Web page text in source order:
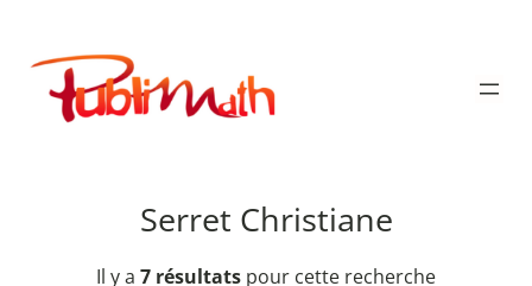
contenu
Publimath
Serret Christiane
Il y a 7 résultats pour cette recherche